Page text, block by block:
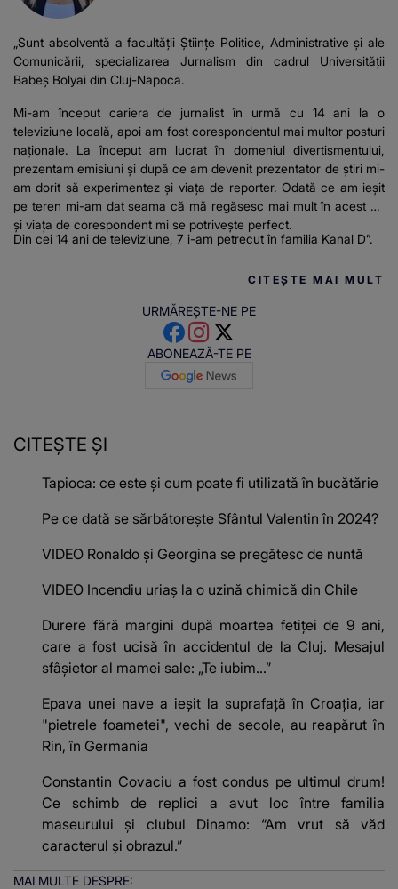
„Sunt absolventă a facultății Științe Politice, Administrative și ale
Comunicării, specializarea Jurnalism din cadrul Universității
Babeș Bolyai din Cluj-Napoca.
Mi-am început cariera de jurnalist în urmă cu 14 ani la o
televiziune locală, apoi am fost corespondentul mai multor posturi
naționale. La început am lucrat în domeniul divertismentului,
prezentam emisiuni și după ce am devenit prezentator de știri mi-
am dorit să experimentez și viața de reporter. Odată ce am ieșit
pe teren mi-am dat seama că mă regăsesc mai mult în acest rol
și viața de corespondent mi se potrivește perfect.
Din cei 14 ani de televiziune, 7 i-am petrecut în familia Kanal D”.
CITEȘTE MAI MULT
URMĂREȘTE-NE PE
ABONEAZĂ-TE PE
CITEȘTE ȘI
Tapioca: ce este și cum poate fi utilizată în bucătărie
Pe ce dată se sărbătorește Sfântul Valentin în 2024?
VIDEO Ronaldo și Georgina se pregătesc de nuntă
VIDEO Incendiu uriaș la o uzină chimică din Chile
Durere fără margini după moartea fetiței de 9 ani,
care a fost ucisă în accidentul de la Cluj. Mesajul
sfâșietor al mamei sale: „Te iubim…”
Epava unei nave a ieșit la suprafață în Croația, iar
"pietrele foametei", vechi de secole, au reapărut în
Rin, în Germania
Constantin Covaciu a fost condus pe ultimul drum!
Ce schimb de replici a avut loc între familia
maseurului și clubul Dinamo: “Am vrut să văd
caracterul și obrazul.”
MAI MULTE DESPRE: